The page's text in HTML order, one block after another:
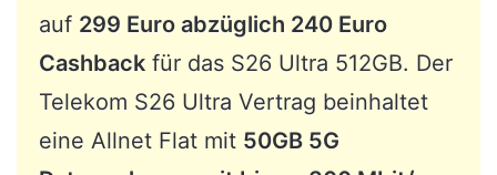
auf 299 Euro abzüglich 240 Euro
Cashback für das S26 Ultra 512GB. Der
Telekom S26 Ultra Vertrag beinhaltet
eine Allnet Flat mit 50GB 5G